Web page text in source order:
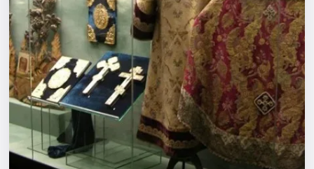
Площадки
Артисты
Рейтинги